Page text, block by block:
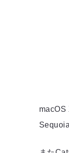
macOS